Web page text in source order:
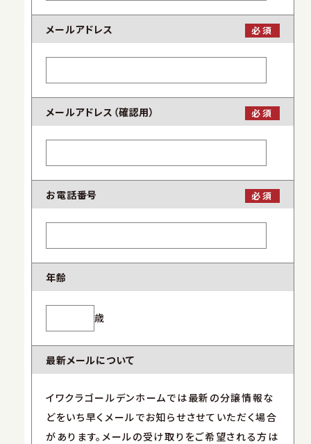
メールアドレス 必須
メールアドレス（確認用） 必須
お電話番号 必須
年齢
歳
最新メールについて
イワクラゴールデンホームでは最新の分譲情報な
どをいち早くメールでお知らせさせていただく場合
があります。メールの受け取りをご希望される方は